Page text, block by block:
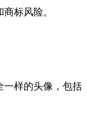
标风险。
一样的头像，包括